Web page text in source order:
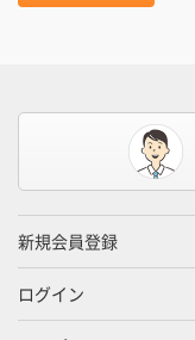
新規会員登録
ログイン